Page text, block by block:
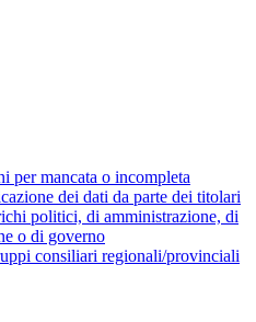
per mancata o incompleta
dei dati da parte dei titolari
politici, di amministrazione, di
o di governo
consiliari regionali/provinciali